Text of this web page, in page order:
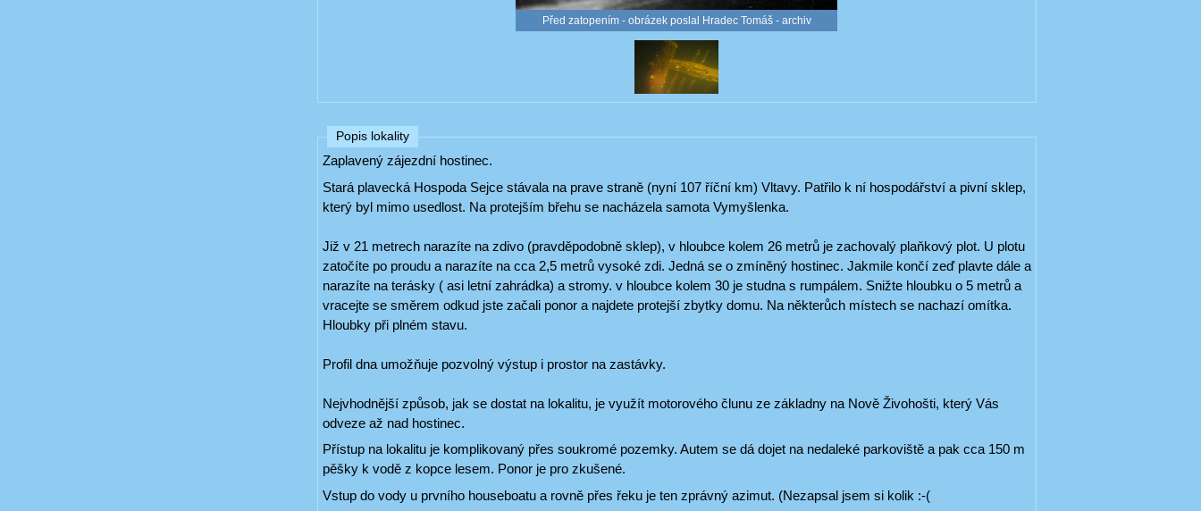
Před zatopením - obrázek poslal Hradec Tomáš - archiv
Popis lokality
Zaplavený zájezdní hostinec.
Stará plavecká Hospoda Sejce stávala na prave straně (nyní 107 říční km) Vltavy. Patřilo k ní hospodářství a pivní sklep,
který byl mimo usedlost. Na protejším břehu se nacházela samota Vymyšlenka.
Již v 21 metrech narazíte na zdivo (pravděpodobně sklep), v hloubce kolem 26 metrů je zachovalý plaňkový plot. U plotu
zatočíte po proudu a narazíte na cca 2,5 metrů vysoké zdi. Jedná se o zmíněný hostinec. Jakmile končí zeď plavte dále a
narazíte na terásky ( asi letní zahrádka) a stromy. v hloubce kolem 30 je studna s rumpálem. Snižte hloubku o 5 metrů a
vracejte se směrem odkud jste začali ponor a najdete protejší zbytky domu. Na některůch místech se nachazí omítka.
Hloubky při plném stavu.
Profil dna umožňuje pozvolný výstup i prostor na zastávky.
Nejvhodnější způsob, jak se dostat na lokalitu, je využít motorového člunu ze základny na Nově Živohošti, který Vás
odveze až nad hostinec.
Přístup na lokalitu je komplikovaný přes soukromé pozemky. Autem se dá dojet na nedaleké parkoviště a pak cca 150 m
pěšky k vodě z kopce lesem. Ponor je pro zkušené.
Vstup do vody u prvního houseboatu a rovně přes řeku je ten zprávný azimut. (Nezapsal jsem si kolik :-(